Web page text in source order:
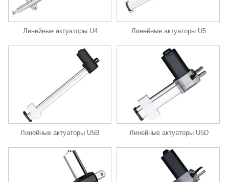
Линейные актуаторы U4 Линейные актуаторы U5
Линейные актуаторы U5B Линейные актуаторы U5D